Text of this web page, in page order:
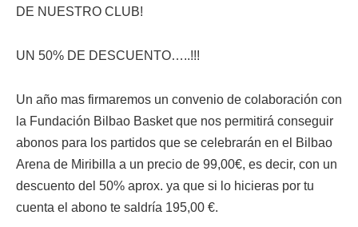
DE NUESTRO CLUB!
UN 50% DE DESCUENTO…..!!!
Un año mas firmaremos un convenio de colaboración con
la Fundación Bilbao Basketque nos permitirá conseguir
abonos para los partidos que se celebrarán en el Bilbao
Arena de Miribilla a un precio de 99,00€, es decir, con un
descuento del 50% aprox. ya que si lo hicieras por tu
cuenta el abono te saldría 195,00 €.